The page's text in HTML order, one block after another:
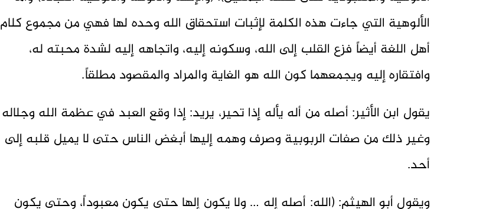
الألوهية التي جاءت هذه الكلمة لإثبات استحقاق الله وحده لها فهي من مجموع كلام
أهل اللغة أيضاً فزع القلب إلى الله، وسكونه إليه، واتجاهه إليه لشدة محبته له،
وافتقاره إليه ويجمعهما كون الله هو الغاية والمراد والمقصود مطلقاً.
يقول ابن الأثير: أصله من أله يأله إذا تحير، يريد: إذا وقع العبد في عظمة الله وجلاله
وغير ذلك من صفات الربوبية وصرف وهمه إليها أبغض الناس حتى لا يميل قلبه إلى
أحد.
ويقول أبو الهيثم: (الله: أصله إله … ولا يكون إلها حتى يكون معبوداً، وحتى يكون